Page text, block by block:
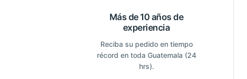
Más de 10 años de
experiencia
Reciba su pedido en tiempo
récord en toda Guatemala (24
hrs).